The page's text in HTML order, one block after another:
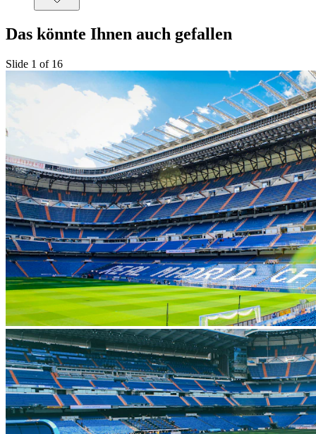
Das könnte Ihnen auch gefallen
Slide 1 of 16